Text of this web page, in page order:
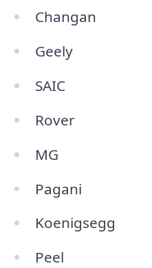
Changan
Geely
SAIC
Rover
MG
Pagani
Koenigsegg
Peel